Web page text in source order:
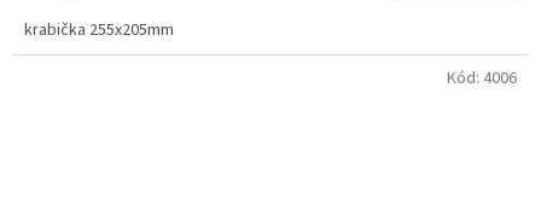
krabička 255x205mm
Kód: 4006